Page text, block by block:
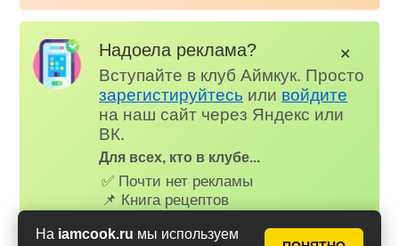
На iamcook.ru мы используем
Надоела реклама?
Вступайте в клуб Аймкук. Просто
зарегистируйтесь или войдите
на наш сайт через Яндекс или
ВК.
Для всех, кто в клубе...
✅ Почти нет рекламы
📌 Книга рецептов
🤓 Журнал
✕